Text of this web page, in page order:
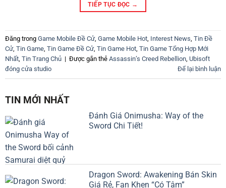
TIẾP TỤC ĐỌC →
Đăng trong Game Mobile Đề Cử, Game Mobile Hot, Interest News, Tin Đề
Cử, Tin Game, Tin Game Đề Cử, Tin Game Hot, Tin Game Tổng Hợp Mới
Nhất, Tin Trang Chủ | Được gắn thẻ Assassin’s Creed Rebellion, Ubisoft
đóng cửa studio
Để lại bình luận
TIN MỚI NHẤT
Đánh Giá Onimusha: Way of the
Sword Chi Tiết!
Dragon Sword: Awakening Bán Skin
Giá Rẻ, Fan Khen “Có Tâm”